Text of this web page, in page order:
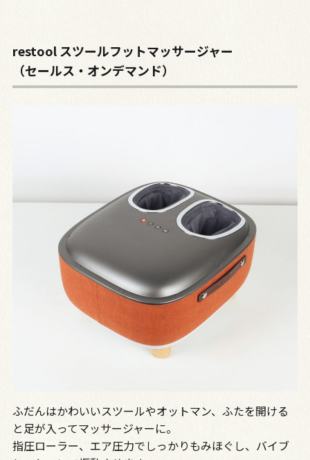
restool スツールフットマッサージャー
（セールス・オンデマンド）
ふだんはかわいいスツールやオットマン、ふたを開ける
と足が入ってマッサージャーに。
指圧ローラー、エア圧力でしっかりもみほぐし、バイブ